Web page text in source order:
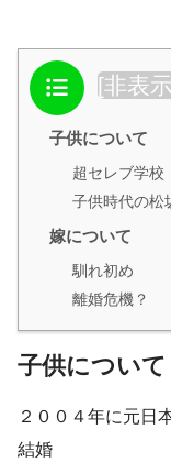
目次 [非表示
子供について
超セレブ学校
子供時代の松
嫁について
馴れ初め
離婚危機？
子供について
２００４年に元日
結婚